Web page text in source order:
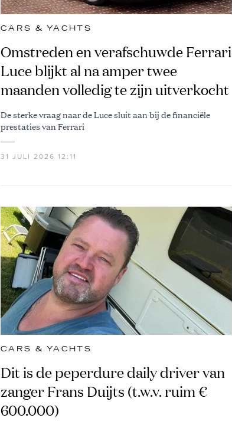
CARS & YACHTS
Omstreden en verafschuwde Ferrari
Luce blijkt al na amper twee
maanden volledig te zijn uitverkocht
De sterke vraag naar de Luce sluit aan bij de financiële
prestaties van Ferrari
31 JULI 2026 12:11
CARS & YACHTS
Dit is de peperdure daily driver van
zanger Frans Duijts (t.w.v. ruim €
600.000)